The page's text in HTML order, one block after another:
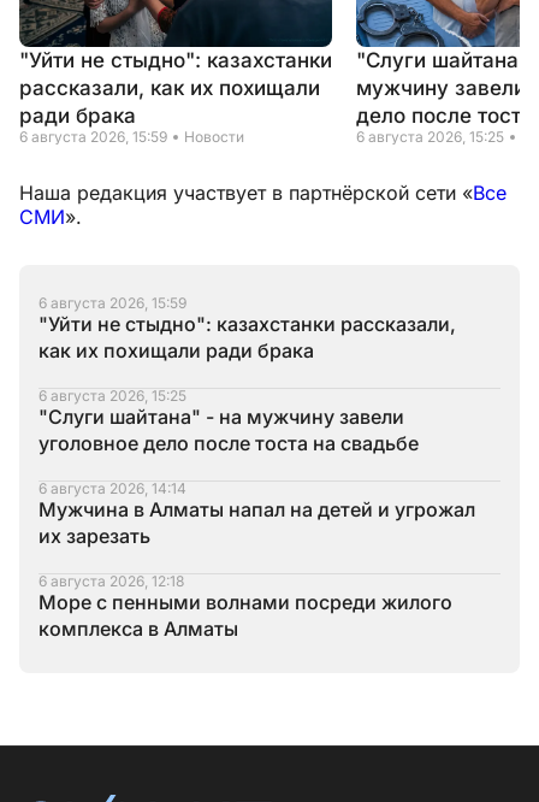
"Уйти не стыдно": казахстанки
рассказали, как их похищали
ради брака
6 августа 2026, 15:59 Новости
"Слуги шайтана"
мужчину завели
дело после
6 августа 2026, 15:25
Наша редакция участвует в партнёрской сети «Все
СМИ».
6 августа 2026, 15:59
"Уйти не стыдно": казахстанки рассказали,
как их похищали ради брака
6 августа 2026, 15:25
"Слуги шайтана" - на мужчину завели
уголовное дело после тоста на свадьбе
6 августа 2026, 14:14
Мужчина в Алматы напал на детей и угрожал
их зарезать
6 августа 2026, 12:18
Море с пенными волнами посреди жилого
комплекса в Алматы